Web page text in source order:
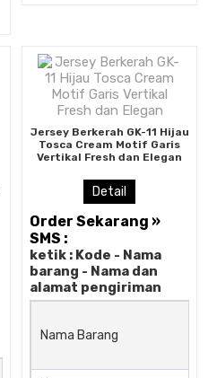
Jersey Berkerah GK-11 Hijau
Tosca Cream Motif Garis
Vertikal Fresh dan Elegan
Detail
Order Sekarang »
SMS :
ketik : Kode - Nama
barang - Nama dan
alamat pengiriman
Nama Barang